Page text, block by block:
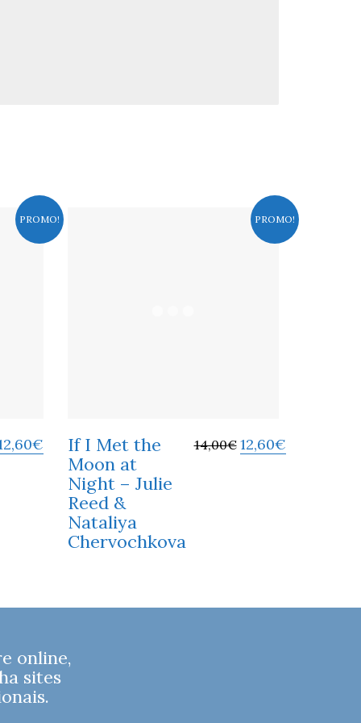
PROMO!
€
PROMO!
If I Met the
Moon at
Night – Julie
Reed &
Nataliya
Chervochkova
14,00€ 12,60€
online,
sites